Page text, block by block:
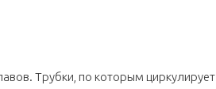
Трубки, по которым циркулирует